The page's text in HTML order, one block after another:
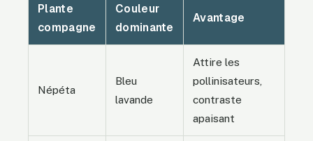
Plante
compagne
Couleur
dominante
Avantage
Népéta
Bleu
lavande
Attire les
pollinisateurs,
contraste
apaisant